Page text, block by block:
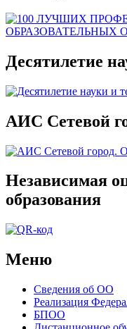
Десятилетие
АИС Сетевой
Независимая
образования
Меню
Сведения об ОО
Реализация
БПОО